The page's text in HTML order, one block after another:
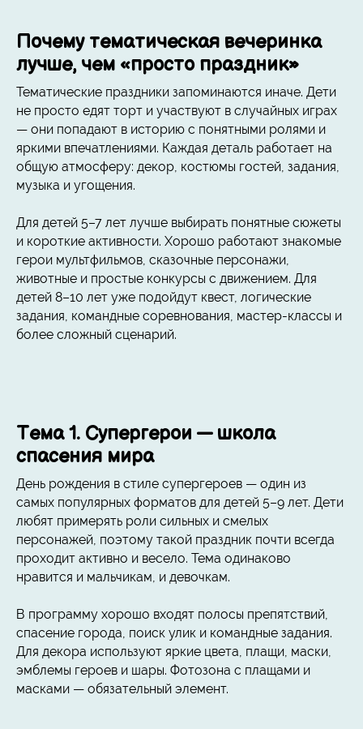
Почему тематическая вечеринка
лучше, чем «просто праздник»
Тематические праздники запоминаются иначе. Дети
не просто едят торт и участвуют в случайных играх
— они попадают в историю с понятными ролями и
яркими впечатлениями. Каждая деталь работает на
общую атмосферу: декор, костюмы гостей, задания,
музыка и угощения.
Для детей 5–7 лет лучше выбирать понятные сюжеты
и короткие активности. Хорошо работают знакомые
герои мультфильмов, сказочные персонажи,
животные и простые конкурсы с движением. Для
детей 8–10 лет уже подойдут квест, логические
задания, командные соревнования, мастер-классы и
более сложный сценарий.
Тема 1. Супергерои — школа
спасения мира
День рождения в стиле супергероев — один из
самых популярных форматов для детей 5–9 лет. Дети
любят примерять роли сильных и смелых
персонажей, поэтому такой праздник почти всегда
проходит активно и весело. Тема одинаково
нравится и мальчикам, и девочкам.
В программу хорошо входят полосы препятствий,
спасение города, поиск улик и командные задания.
Для декора используют яркие цвета, плащи, маски,
эмблемы героев и шары. Фотозона с плащами и
масками — обязательный элемент.